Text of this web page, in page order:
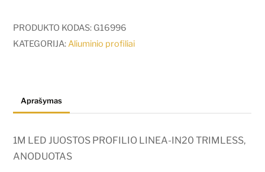
LED
JUOSTOS
TRIMLESS,
PRODUKTO KODAS: G16996
KATEGORIJA:Aliuminio profiliai
Aprašymas
1M LED JUOSTOS PROFILIO LINEA-IN20 TRIMLESS,
ANODUOTAS